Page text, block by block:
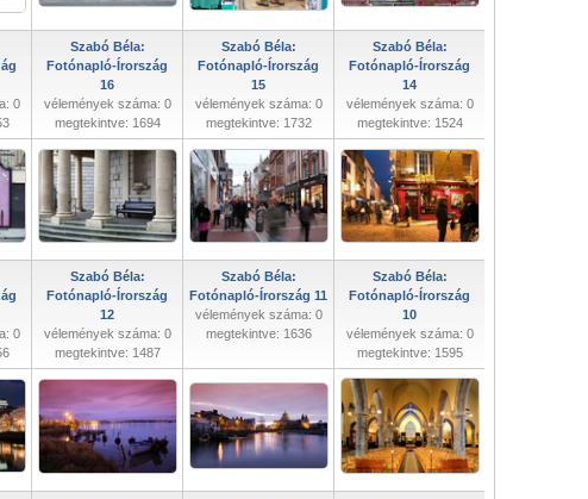
0
Szabó Béla:
Fotónapló-Írország
16
vélemények száma: 0
megtekintve: 1694
Szabó Béla:
Fotónapló-Írország
15
vélemények száma: 0
megtekintve: 1732
Szabó Béla:
Fotónapló-Írország
14
vélemények száma: 0
megtekintve: 1524
0
Szabó Béla:
Fotónapló-Írország
12
vélemények száma: 0
megtekintve: 1487
Szabó Béla:
Fotónapló-Írország 11
vélemények száma: 0
megtekintve: 1636
Szabó Béla:
Fotónapló-Írország
10
vélemények száma: 0
megtekintve: 1595